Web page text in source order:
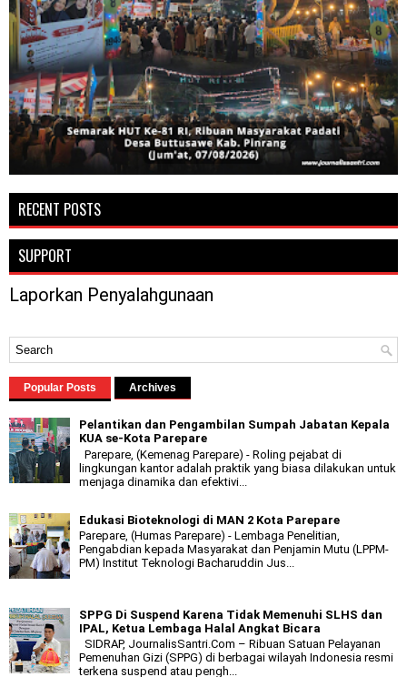
RECENT POSTS
SUPPORT
Laporkan Penyalahgunaan
Popular Posts Archives
Pelantikan dan Pengambilan Sumpah Jabatan Kepala
KUA se-Kota Parepare
Parepare, (Kemenag Parepare) - Roling pejabat di
lingkungan kantor adalah praktik yang biasa dilakukan untuk
menjaga dinamika dan efektivi...
Edukasi Bioteknologi di MAN 2 Kota Parepare
Parepare, (Humas Parepare) - Lembaga Penelitian,
Pengabdian kepada Masyarakat dan Penjamin Mutu (LPPM-
PM) Institut Teknologi Bacharuddin Jus...
SPPG Di Suspend Karena Tidak Memenuhi SLHS dan
IPAL, Ketua Lembaga Halal Angkat Bicara
SIDRAP, JournalisSantri.Com – Ribuan Satuan Pelayanan
Pemenuhan Gizi (SPPG) di berbagai wilayah Indonesia resmi
terkena suspend atau pengh...